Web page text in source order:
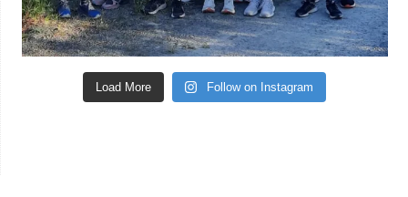
Load More Follow on Instagram